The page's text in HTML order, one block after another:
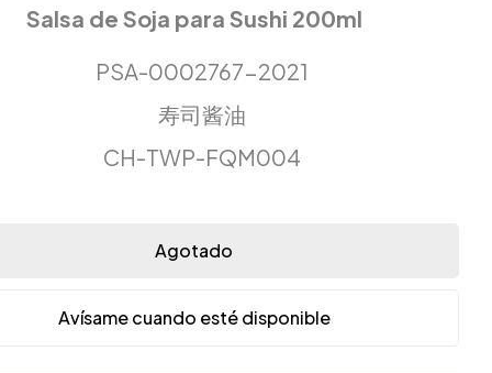
Salsa de Soja para Sushi 200ml
PSA-0002767-2021
寿司酱油
CH-TWP-FQM004
Agotado
Avísame cuando esté disponible